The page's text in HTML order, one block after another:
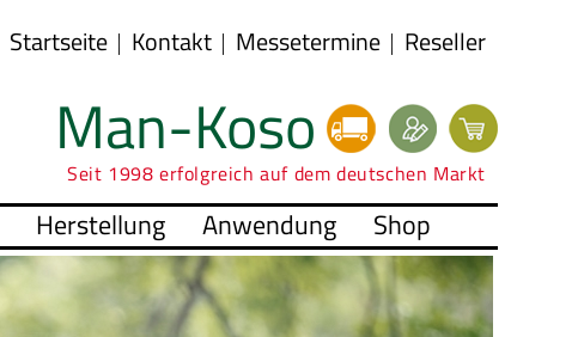
Startseite Kontakt Messetermine Reseller
Man-Koso
Seit 1998 erfolgreich auf dem deutschen Markt
Herstellung Anwendung Shop